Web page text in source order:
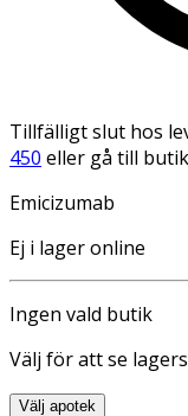
Tillfälligt slut hos
450 eller gå till
Emicizumab
Ej i lager online
Ingen vald butik
Välj för att se
Välj apotek